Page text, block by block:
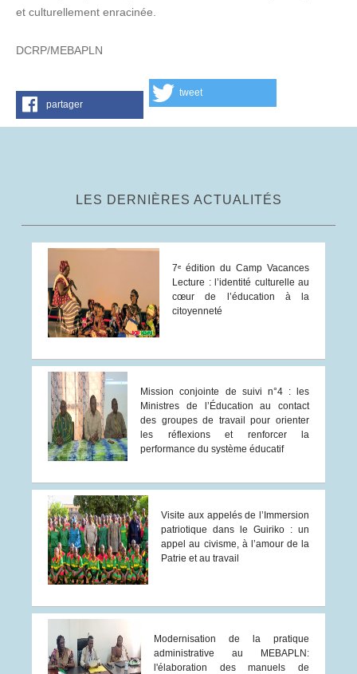
et culturellement enracinée.
DCRP/MEBAPLN
partager
tweet
LES DERNIÈRES ACTUALITÉS
7ᵉ édition du Camp Vacances
Lecture : l’identité culturelle au
cœur de l’éducation à la
citoyenneté
Mission conjointe de suivi n°4 : les
Ministres de l’Éducation au contact
des groupes de travail pour orienter
les réflexions et renforcer la
performance du système éducatif
Visite aux appelés de l’Immersion
patriotique dans le Guiriko : un
appel au civisme, à l’amour de la
Patrie et au travail
Modernisation de la pratique
administrative au MEBAPLN:
l'élaboration des manuels de